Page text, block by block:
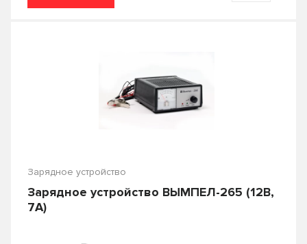
Зарядное устройство
Зарядное устройство ВЫМПЕЛ-265 (12В,
7А)